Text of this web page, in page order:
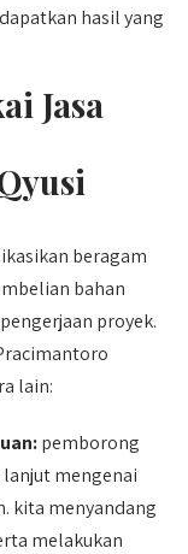
hasil yang
Jasa
beragam
bahan
proyek.
lain:
pemborong
mengenai
kita menyandang
melakukan